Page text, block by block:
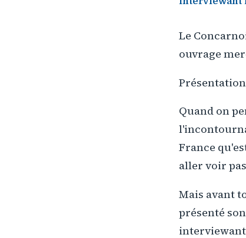
Le
ouvrage
Quand on
France
aller voir
Mais avant
présenté